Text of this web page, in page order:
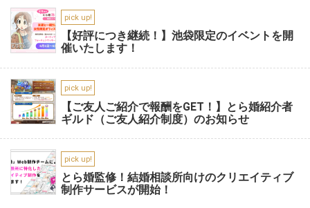
pick up!
【好評につき継続！】池袋限定のイベントを開
催いたします！
pick up!
【ご友人ご紹介で報酬をGET！】とら婚紹介者
ギルド（ご友人紹介制度）のお知らせ
pick up!
とら婚監修！結婚相談所向けのクリエイティブ
制作サービスが開始！